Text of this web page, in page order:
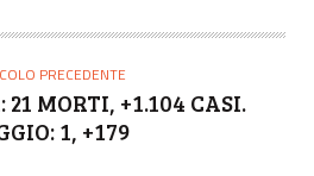
PRECEDENTE
MORTI, +1.104 CASI.
1, +179